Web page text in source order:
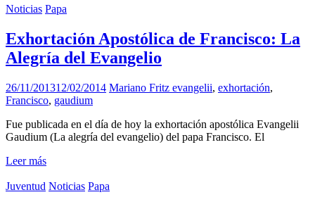
Noticias Papa
Exhortación Apostólica de Francisco: La
Alegría del Evangelio
26/11/201312/02/2014 Mariano Fritz evangelii, exhortación,
Francisco, gaudium
Fue publicada en el día de hoy la exhortación apostólica Evangelii
Gaudium (La alegría del evangelio) del papa Francisco. El
Leer más
Juventud Noticias Papa